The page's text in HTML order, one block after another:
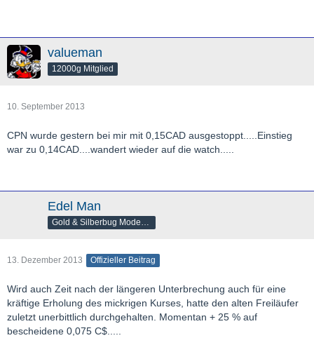
valueman
12000g Mitglied
10. September 2013
CPN wurde gestern bei mir mit 0,15CAD ausgestoppt.....Einstieg
war zu 0,14CAD....wandert wieder auf die watch.....
Edel Man
13. Dezember 2013 Offizieller Beitrag
Wird auch Zeit nach der längeren Unterbrechung auch für eine
kräftige Erholung des mickrigen Kurses, hatte den alten Freiläufer
zuletzt unerbittlich durchgehalten. Momentan + 25 % auf
bescheidene 0,075 C$.....